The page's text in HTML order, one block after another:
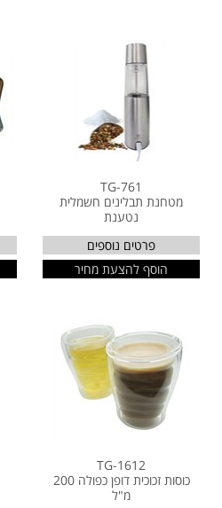
TG-761
מטחנת תבלינים חשמלית
נטענת
פרטים נוספים
הוסף להצעת מחיר
TG-1612
כוסות זכוכית דופן כפולה 200
מ"ל